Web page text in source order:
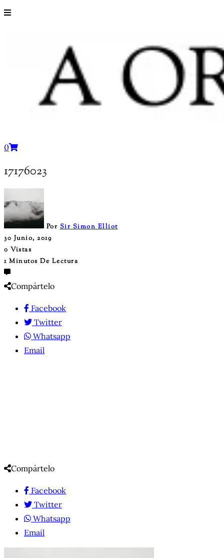
0
17176023
PorSir Simon Elliot
30 Junio, 2019
0 Vistas
1 Minutos De Lectura
Compártelo
Facebook
Twitter
Whatsapp
Email
Compártelo
Facebook
Twitter
Whatsapp
Email